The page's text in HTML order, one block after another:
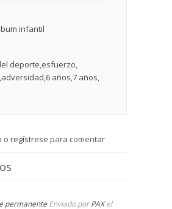
infantil
deporte esfuerzo
adversidad 6 años 7 años
o regístrese para comentar
permanente Enviado porPAXel